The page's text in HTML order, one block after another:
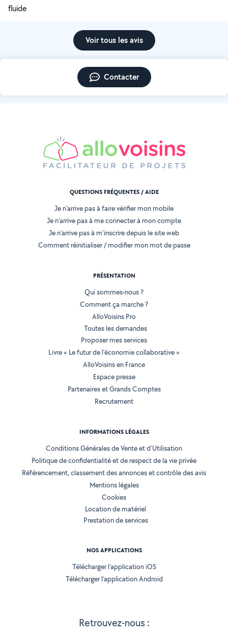
fluide
Voir tous les avis
Contacter
Retrouvez-nous :
QUESTIONS FRÉQUENTES / AIDE
Je n'arrive pas à faire vérifier mon mobile
Je n'arrive pas à me connecter à mon compte
Je n'arrive pas à m'inscrire depuis le site web
Comment réinitialiser / modifier mon mot de passe
PRÉSENTATION
Qui sommes-nous ?
Comment ça marche ?
AlloVoisins Pro
Toutes les demandes
Proposer mes services
Livre « Le futur de l'économie collaborative »
AlloVoisins en France
Espace presse
Partenaires et Grands Comptes
Recrutement
INFORMATIONS LÉGALES
Conditions Générales de Vente et d'Utilisation
Politique de confidentialité et de respect de la vie privée
Référencement, classement des annonces et contrôle des avis
Mentions légales
Cookies
Location de matériel
Prestation de services
NOS APPLICATIONS
Télécharger l’application iOS
Télécharger l’application Android